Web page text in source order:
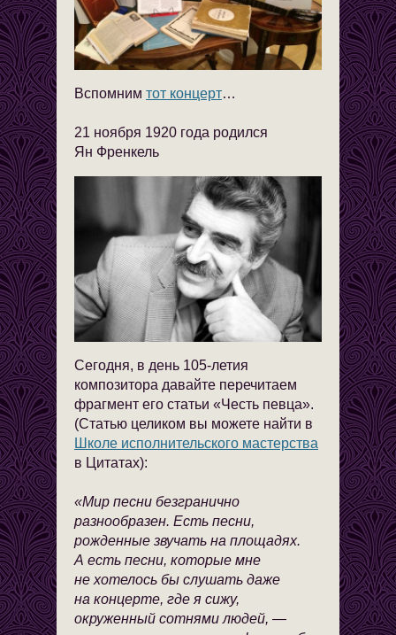
Вспомним тот концерт…
21 ноября 1920 года родился
Ян Френкель
Сегодня, в день 105-летия
композитора давайте перечитаем
фрагмент его статьи «Честь певца».
(Статью целиком вы можете найти в
Школе исполнительского мастерства
в Цитатах):
«Мир песни безгранично
разнообразен. Есть песни,
рожденные звучать на площадях.
А есть песни, которые мне
не хотелось бы слушать даже
на концерте, где я сижу,
окруженный сотнями людей, —